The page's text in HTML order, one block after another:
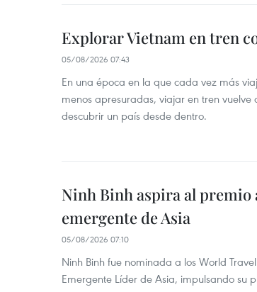
Explorar Vietnam en tren
05/08/2026 07:43
En una época en la que cada vez más
menos apresuradas, viajar en tren
descubrir un país desde dentro.
Ninh Binh aspira al
emergente de Asia
05/08/2026 07:10
Ninh Binh fue nominada a los World
Emergente Líder de Asia, impulsando su